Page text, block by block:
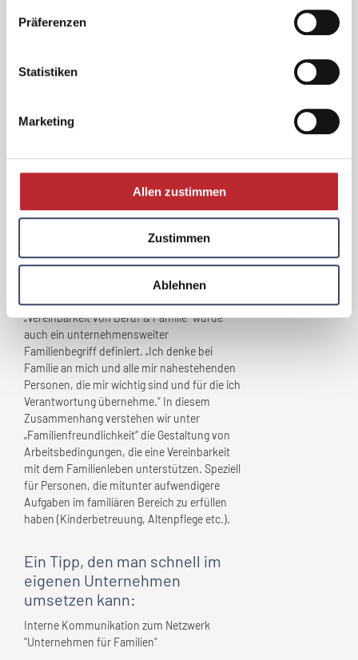
Präferenzen
Statistiken
Marketing
Allen zustimmen
Zustimmen
Ablehnen
haben sich im Zuge der
Unternehmen
Arbeitsbedingungen mit den Vorgaben des
24/7-Verfügbarkeit an öffentlichen
Verkehrsmitteln für die Bevölkerung
„Familienfreundlichkeit” fürIhr
Mit der Verleihung des Gütesiegel
„Vereinbarkeit von Beruf & Familie“ wurde
auch ein unternehmensweiter
Familienbegriff definiert. „Ich denke bei
Familie an mich und alle mir nahestehenden
Personen, die mir wichtig sind und für die ich
Verantwortung übernehme.“ In diesem
Zusammenhang verstehen wir unter
„Familienfreundlichkeit“ die Gestaltung von
Arbeitsbedingungen, die eine Vereinbarkeit
mit dem Familienleben unterstützen. Speziell
für Personen, die mitunter aufwendigere
Aufgaben im familiären Bereich zu erfüllen
haben (Kinderbetreuung, Altenpflege etc.).
Ein Tipp, den man schnell im
eigenen Unternehmen
umsetzen kann:
Interne Kommunikation zum Netzwerk
"Unternehmen für Familien"